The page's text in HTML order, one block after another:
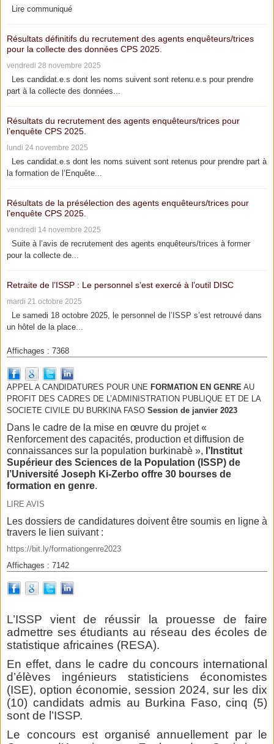
Lire communiqué
Résultats définitifs du recrutement des agents enquêteurs/trices
pour la collecte des données CPS 2025.
vendredi 28 novembre 2025
Les candidat.e.s dont les noms suivent sont retenu.e.s pour prendre
part à la collecte des données...
Résultats du recrutement des agents enquêteurs/trices pour
l’enquête CPS 2025.
lundi 24 novembre 2025
Les candidat.e.s dont les noms suivent sont retenus pour prendre part à
la formation de l’Enquête...
Résultats de la présélection des agents enquêteurs/trices pour
l’enquête CPS 2025.
vendredi 14 novembre 2025
Suite à l’avis de recrutement des agents enquêteurs/trices à former
pour la collecte de...
Retraite de l’ISSP : Le personnel s’est exercé à l’outil DISC
mardi 21 octobre 2025
Le samedi 18 octobre 2025, le personnel de l’ISSP s’est retrouvé dans
un hôtel de la place...
Affichages : 7368
APPEL A CANDIDATURES POUR UNE FORMATION EN GENRE AU
PROFIT DES CADRES DE L’ADMINISTRATION PUBLIQUE ET DE LA
SOCIETE CIVILE DU BURKINA FASO Session de janvier 2023
Dans le cadre de la mise en œuvre du projet «
Renforcement des capacités, production et diffusion de
connaissances sur la population burkinabè », l’Institut
Supérieur des Sciences de la Population (ISSP) de
l’Université Joseph Ki-Zerbo offre 30 bourses de
formation en genre.
LIRE AVIS
Les dossiers de candidatures doivent être soumis en ligne à
travers le lien suivant :
https://bit.ly/formationgenre2023
Affichages : 7142
L’ISSP vient de réussir la prouesse de faire
admettre ses étudiants au réseau des écoles de
statistique africaines (RESA).
En effet, dans le cadre du concours international
d’élèves ingénieurs statisticiens économistes
(ISE), option économie, session 2024, sur les dix
(10) candidats admis au Burkina Faso, cinq (5)
sont de l’ISSP.
Le concours est organisé annuellement par le